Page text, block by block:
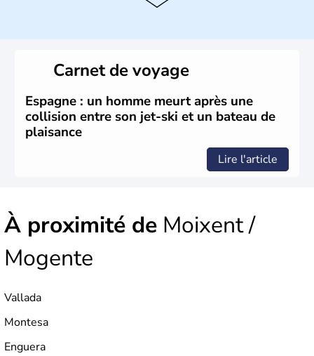
envahissent la péninsule au IIe siècle avant J.C et
apportent leur langue ainsi que leur religion. L'Espagne
s'impose comme la première puissance de l'Europe au
XIème siècle et le reste pendant plus de 100 ans. Madrid
rejoint le pays à partir de 1801 après avoir appartenu au
Portugal. Cette monarchie constitutionnelle intègre
Carnet de voyage
Espagne : un homme meurt après une
collision entre son jet-ski et un bateau de
plaisance
Lire l'article
À proximité de Moixent /
Mogente
Vallada
Montesa
Enguera